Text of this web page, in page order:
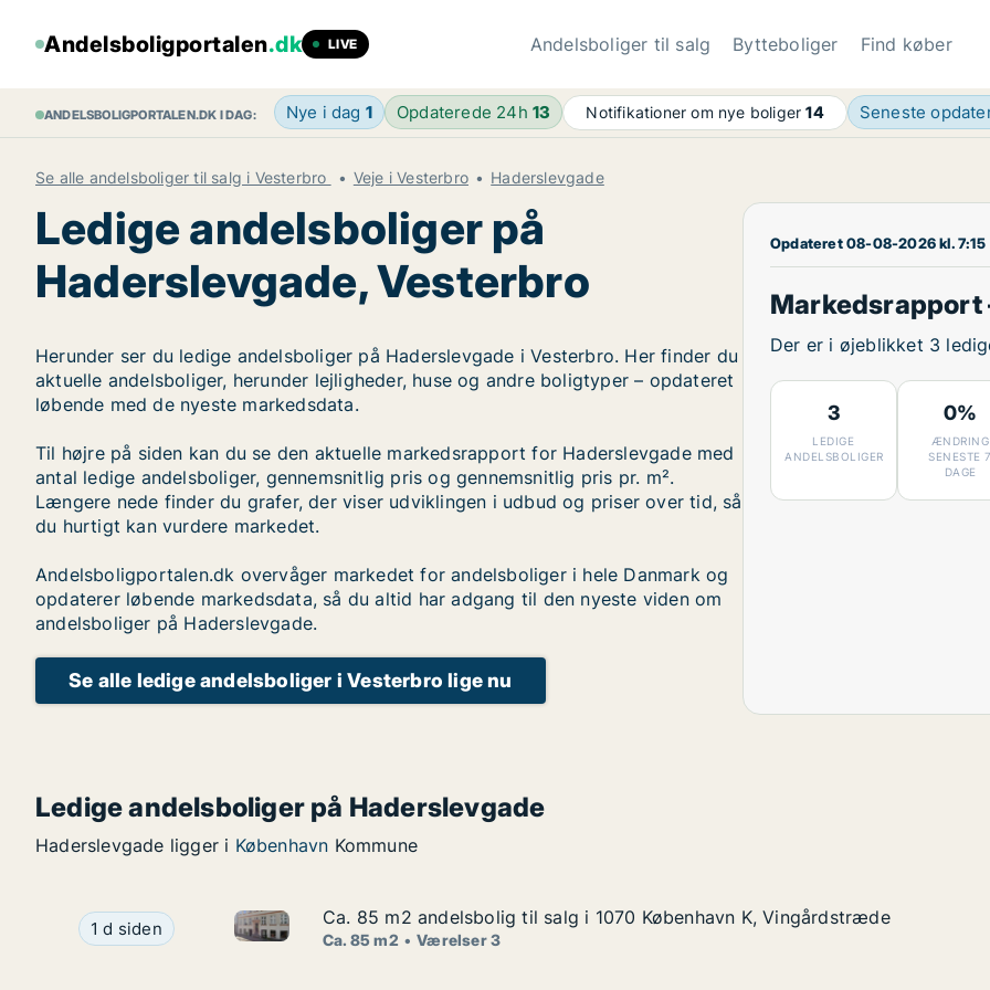
Andelsboligportalen.dk LIVE Andelsboliger til salg Bytteboliger Find køber
ANDELSBOLIGPORTALEN.DK I DAG: Nye i dag 1 Opdaterede 24h13 Notifikationer om nye boliger14 Seneste
Se alle andelsboliger til salg i Vesterbro Veje i Vesterbro Haderslevgade
Ledige andelsboliger på
Haderslevgade, Vesterbro
Herunder ser du ledige andelsboliger på Haderslevgade i Vesterbro. Her finder du
aktuelle andelsboliger, herunder lejligheder, huse og andre boligtyper – opdateret
løbende med de nyeste markedsdata.
Til højre på siden kan du se den aktuelle markedsrapport for Haderslevgade med
antal ledige andelsboliger, gennemsnitlig pris og gennemsnitlig pris pr. m².
Længere nede finder du grafer, der viser udviklingen i udbud og priser over tid, så
du hurtigt kan vurdere markedet.
Andelsboligportalen.dk overvåger markedet for andelsboliger i hele Danmark og
opdaterer løbende markedsdata, så du altid har adgang til den nyeste viden om
andelsboliger på Haderslevgade.
Se alle ledige andelsboliger i Vesterbro lige nu
Opdateret 08-08-2026 kl. 7:15
Markedsrapport
Der er i øjeblikket 3
3
LEDIGE
ANDELSBOLIGER
0%
ÆNDRING
SENESTE 7
DAGE
Ledige andelsboliger på Haderslevgade
Haderslevgade ligger i København Kommune
Ca. 85 m2 andelsbolig til salg i 1070 København K, Vingårdstræde
1 d siden Ca. 85 m2 andelsbolig til salg i 1070 København K, Vingårdstræde
Ca. 85 m2 andelsbolig til salg i 1070 København K, Vingårdstræde
Ca. 85 m2 andelsbolig til salg i 1070 København K, Vingårdstræde
Ca. 85 m2 Værelser 3